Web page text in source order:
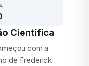
Científica
com a
de Frederick